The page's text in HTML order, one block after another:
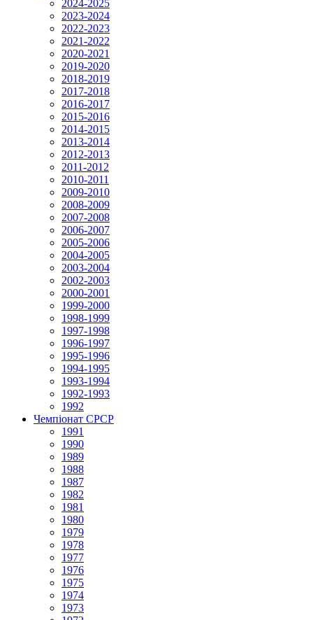
2024-2025
2023-2024
2022-2023
2021-2022
2020-2021
2019-2020
2018-2019
2017-2018
2016-2017
2015-2016
2014-2015
2013-2014
2012-2013
2011-2012
2010-2011
2009-2010
2008-2009
2007-2008
2006-2007
2005-2006
2004-2005
2003-2004
2002-2003
2000-2001
1999-2000
1998-1999
1997-1998
1996-1997
1995-1996
1994-1995
1993-1994
1992-1993
1992
Чемпіонат СРСР
1991
1990
1989
1988
1987
1982
1981
1980
1979
1978
1977
1976
1975
1974
1973